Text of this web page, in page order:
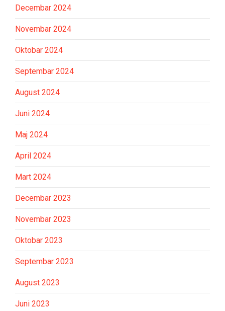
Decembar 2024
Novembar 2024
Oktobar 2024
Septembar 2024
August 2024
Juni 2024
Maj 2024
April 2024
Mart 2024
Decembar 2023
Novembar 2023
Oktobar 2023
Septembar 2023
August 2023
Juni 2023